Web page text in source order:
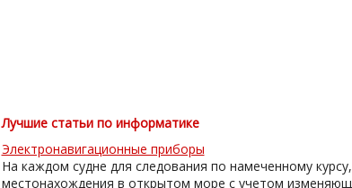
Лучшие статьи по информатике
Электронавигационные приборы
На каждом судне для следования по намеченному
местонахождения в открытом море с учетом